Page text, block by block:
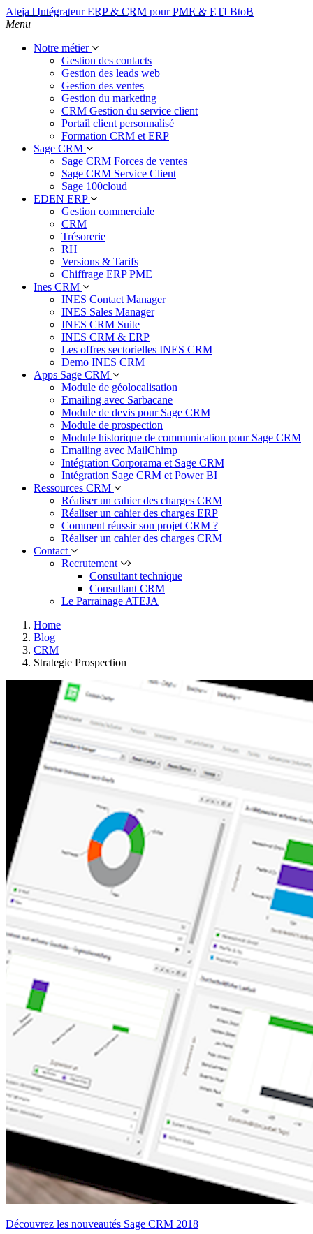
Ateja | Intégrateur ERP & CRM pour PME & ETI BtoB
Menu
Notre métier
Gestion des contacts
Gestion des leads web
Gestion des ventes
Gestion du marketing
CRM Gestion du service client
Portail client personnalisé
Formation CRM et ERP
Sage CRM
Sage CRM Forces de ventes
Sage CRM Service Client
Sage 100cloud
EDEN ERP
Gestion commerciale
CRM
Trésorerie
RH
Versions & Tarifs
Chiffrage ERP PME
Ines CRM
INES Contact Manager
INES Sales Manager
INES CRM Suite
INES CRM & ERP
Les offres sectorielles INES CRM
Demo INES CRM
Apps Sage CRM
Module de géolocalisation
Emailing avec Sarbacane
Module de devis pour Sage CRM
Module de prospection
Module historique de communication pour Sage CRM
Emailing avec MailChimp
Intégration Corporama et Sage CRM
Intégration Sage CRM et Power BI
Ressources CRM
Réaliser un cahier des charges CRM
Réaliser un cahier des charges ERP
Comment réussir son projet CRM ?
Réaliser un cahier des charges CRM
Contact
Recrutement
Consultant technique
Consultant CRM
Le Parrainage ATEJA
Home
Blog
CRM
Strategie Prospection
Découvrez les nouveautés Sage CRM 2018